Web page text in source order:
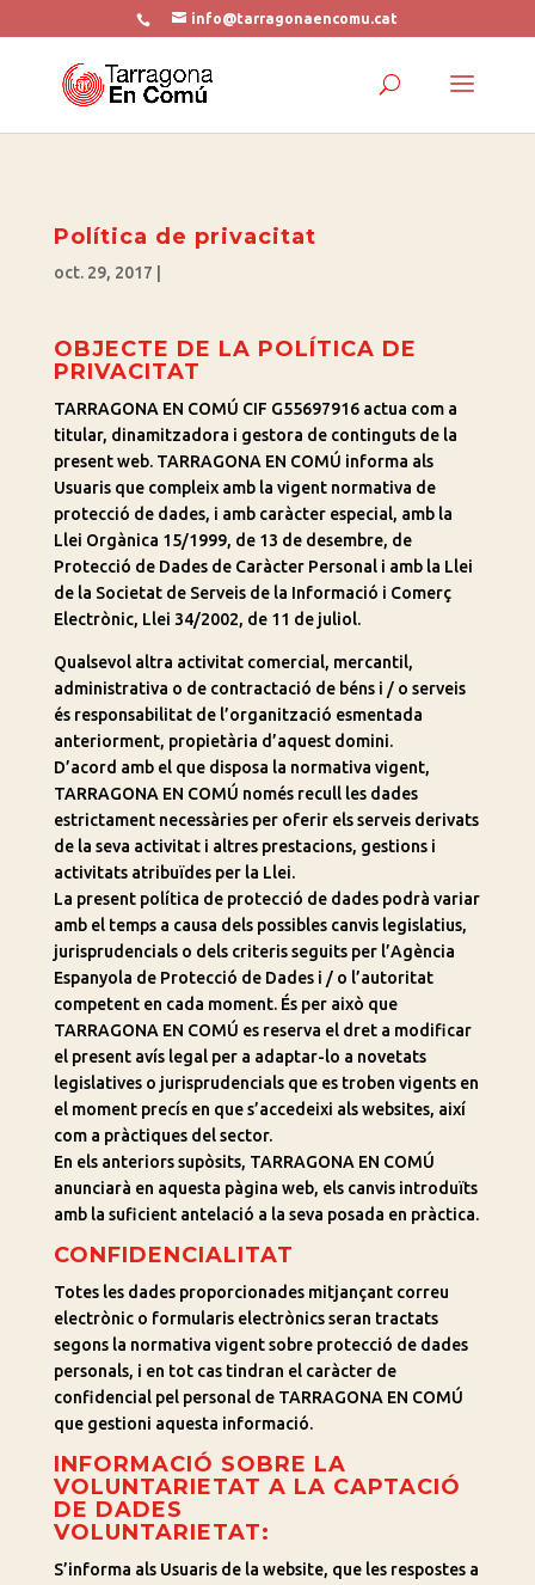
info@tarragonaencomu.cat
Política de privacitat
oct. 29, 2017
OBJECTE DE LA POLÍTICA DE
PRIVACITAT
TARRAGONA EN COMÚ CIF G55697916 actua com a
titular, dinamitzadora i gestora de continguts de la
present web. TARRAGONA EN COMÚ informa als
Usuaris que compleix amb la vigent normativa de
protecció de dades, i amb caràcter especial, amb la
Llei Orgànica 15/1999, de 13 de desembre, de
Protecció de Dades de Caràcter Personal i amb la Llei
de la Societat de Serveis de la Informació i Comerç
Electrònic, Llei 34/2002, de 11 de juliol.
Qualsevol altra activitat comercial, mercantil,
administrativa o de contractació de béns i / o serveis
és responsabilitat de l’organització esmentada
anteriorment, propietària d’aquest domini.
D’acord amb el que disposa la normativa vigent,
TARRAGONA EN COMÚ només recull les dades
estrictament necessàries per oferir els serveis derivats
de la seva activitat i altres prestacions, gestions i
activitats atribuïdes per la Llei.
La present política de protecció de dades podrà variar
amb el temps a causa dels possibles canvis legislatius,
jurisprudencials o dels criteris seguits per l’Agència
Espanyola de Protecció de Dades i / o l’autoritat
competent en cada moment. És per això que
TARRAGONA EN COMÚ es reserva el dret a modificar
el present avís legal per a adaptar-lo a novetats
legislatives o jurisprudencials que es troben vigents en
el moment precís en que s’accedeixi als websites, així
com a pràctiques del sector.
En els anteriors supòsits, TARRAGONA EN COMÚ
anunciarà en aquesta pàgina web, els canvis introduïts
amb la suficient antelació a la seva posada en pràctica.
CONFIDENCIALITAT
Totes les dades proporcionades mitjançant correu
electrònic o formularis electrònics seran tractats
segons la normativa vigent sobre protecció de dades
personals, i en tot cas tindran el caràcter de
confidencial pel personal de TARRAGONA EN COMÚ
que gestioni aquesta informació.
INFORMACIÓ SOBRE LA
VOLUNTARIETAT A LA CAPTACIÓ
DE DADES
VOLUNTARIETAT:
S’informa als Usuaris de la website, que les respostes a